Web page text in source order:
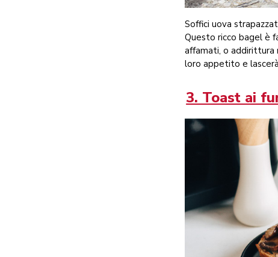
Soffici uova
Questo ricco bagel è
affamati, o addirittura
loro appetito e
3. Toast ai